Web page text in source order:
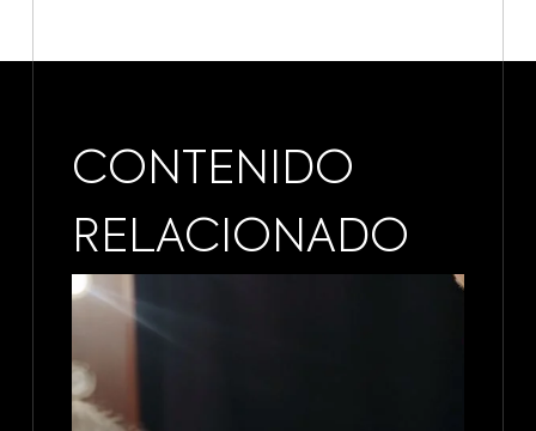
CONTENIDO
RELACIONADO